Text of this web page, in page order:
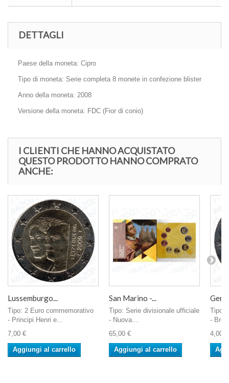
DETTAGLI
Paese della moneta: Cipro
Tipo di moneta: Serie completa 8 monete in confezione blister
Anno della moneta: 2008
Versione della moneta: FDC (Fior di conio)
I CLIENTI CHE HANNO ACQUISTATO
QUESTO PRODOTTO HANNO COMPRATO
ANCHE:
Lussemburgo...
Tipo: 2 Euro commemorativo
- Principi Henri e...
7,00 €
Aggiungi al carrello
San Marino -...
Tipo: Serie divisionale ufficiale
- Nuova...
65,00 €
Aggiungi al carrello
Tipo:
-
4,00 €